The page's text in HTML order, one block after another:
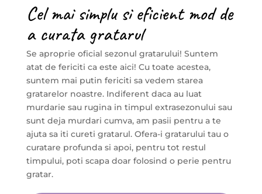
Cel mai simplu si eficient mod de
a curata gratarul
Se aproprie oficial sezonul gratarului! Suntem
atat de fericiti ca este aici! Cu toate acestea,
suntem mai putin fericiti sa vedem starea
gratarelor noastre. Indiferent daca au luat
murdarie sau rugina in timpul extrasezonului sau
sunt deja murdari cumva, am pasii pentru a te
ajuta sa iti cureti gratarul. Ofera-i gratarului tau o
curatare profunda si apoi, pentru tot restul
timpului, poti scapa doar folosind o perie pentru
gratar.